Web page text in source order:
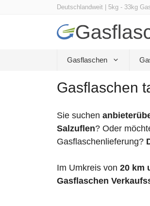
Deutschlandweit | 5kg - 33kg
Gasflaschen
Gasflaschen
Sie suchen
Salzuflen? Oder
Gasflaschenlieferung?
Im Umkreis von 20 km
Gasflaschen